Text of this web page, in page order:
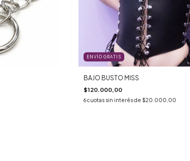
ENVÍO GRATIS
BAJO BUSTO MISS
$120.000,00
6cuotas sin interés de $20.000,00